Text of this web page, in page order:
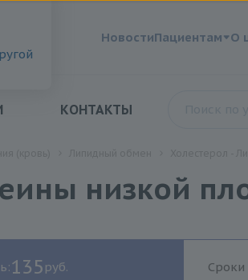
НовостиПациентам О
КОНТАКТЫ
низкой
135 руб. Сроки